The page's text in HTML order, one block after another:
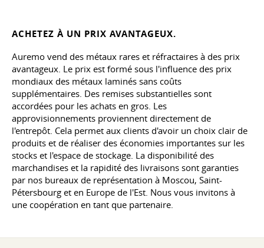
ACHETEZ À UN PRIX AVANTAGEUX.
Auremo vend des métaux rares et réfractaires à des prix
avantageux. Le prix est formé sous l'influence des prix
mondiaux des métaux laminés sans coûts
supplémentaires. Des remises substantielles sont
accordées pour les achats en gros. Les
approvisionnements proviennent directement de
l'entrepôt. Cela permet aux clients d'avoir un choix clair de
produits et de réaliser des économies importantes sur les
stocks et l'espace de stockage. La disponibilité des
marchandises et la rapidité des livraisons sont garanties
par nos bureaux de représentation à Moscou, Saint-
Pétersbourg et en Europe de l'Est. Nous vous invitons à
une coopération en tant que partenaire.